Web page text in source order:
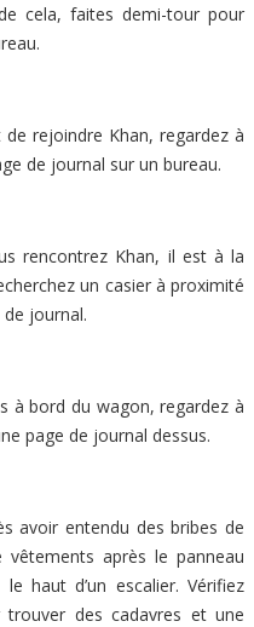
cela, faites demi-tour pour
rejoindre Khan, regardez à
de journal sur un bureau.
rencontrez Khan, il est à la
un casier à proximité
de journal.
à bord du wagon, regardez à
page de journal dessus.
avoir entendu des bribes de
après le panneau
haut d’un escalier. Vérifiez
trouver des cadavres et une